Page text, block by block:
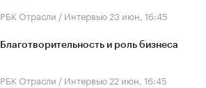
РБК Отрасли / Интервью 23 июн, 16:45
Благотворительность и роль бизнеса
РБК Отрасли / Интервью 22 июн, 16:45